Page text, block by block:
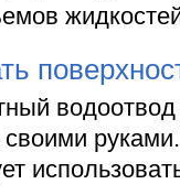
своими